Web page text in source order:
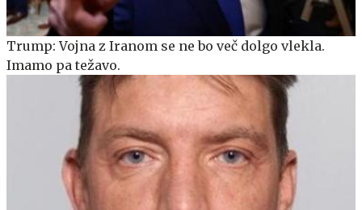
Trump: Vojna z Iranom se ne bo več dolgo vlekla.
Imamo pa težavo.